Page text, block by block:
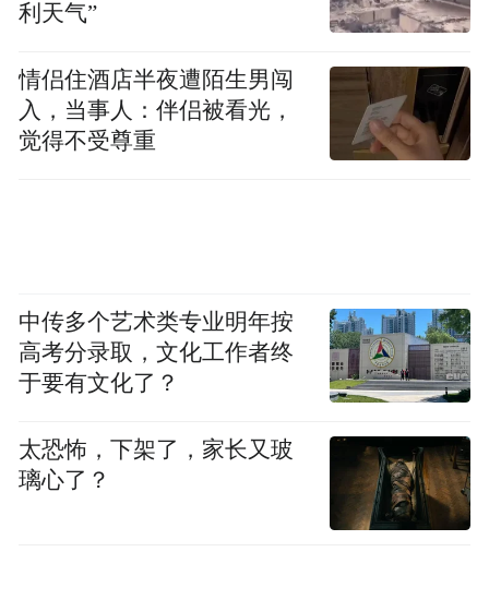
利天气”
情侣住酒店半夜遭陌生男闯
入，当事人：伴侣被看光，
觉得不受尊重
中传多个艺术类专业明年按
高考分录取，文化工作者终
于要有文化了？
太恐怖，下架了，家长又玻
璃心了？